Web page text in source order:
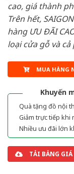
cao, giá thành
Trên hết,
hàng ƯU ĐÃI
loại cửa gỗ và
MUA HÀNG
Khuyến
Quà tặng đồ nội
Giảm trực tiếp khi
Nhiều ưu đãi lớn
TẢI BẢNG GIÁ